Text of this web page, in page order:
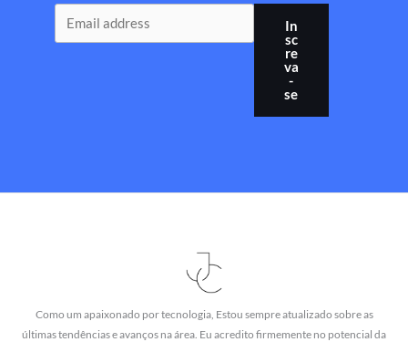
In
sc
re
va
-
se
Como um apaixonado por tecnologia, Estou sempre atualizado sobre as
últimas tendências e avanços na área. Eu acredito firmemente no potencial da